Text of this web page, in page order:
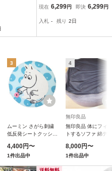
トマン付
量 ポン
子 クッ
*60cm 一人掛け グレー 人
者ソファ
現在 6,299円 即決 6,299円
入札 - 残り 2日
3
ムーミン さがら刺繍
低反発シートクッショ
ャラクター
4,400円〜
1件出品中
4
無印良品
無印良品 体にフィッ
トするソファ 綿デニ
６５×奥行６５×高さ
４３ｃｍ 良品計画
8,000円〜
1件出品中